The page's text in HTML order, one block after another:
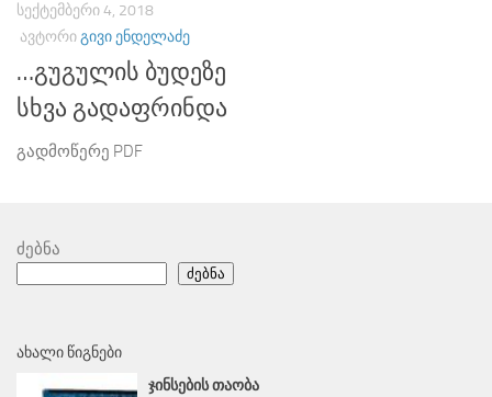
ᲡᲔᲥᲢᲔᲛᲑᲔᲠᲘ 4, 2018
ᲐᲕᲢᲝᲠᲘᲒᲘᲕᲘ ᲔᲜᲓᲔᲚᲐᲫᲔ
…გუგულის ბუდეზე
სხვა გადაფრინდა
გადმოწერე PDF
ძებნა
ძებნა
ᲐᲮᲐᲚᲘ ᲬᲘᲒᲜᲔᲑᲘ
ᲯᲘᲜᲡᲔᲑᲘᲡ ᲗᲐᲝᲑᲐ